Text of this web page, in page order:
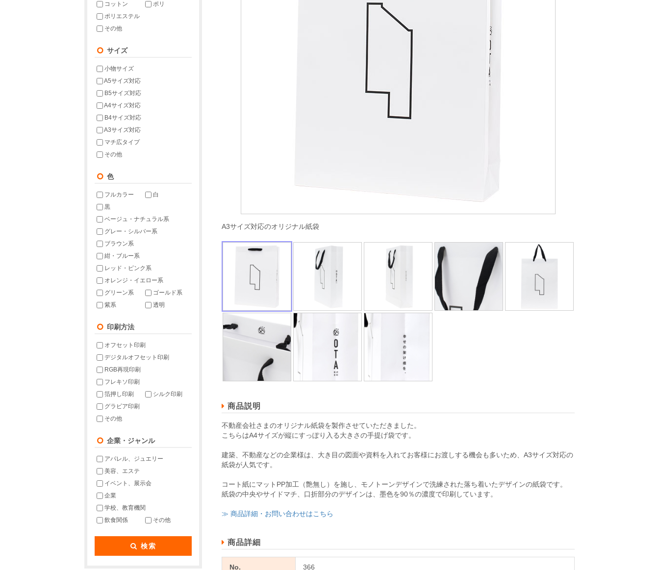
コットン
ポリ
ポリエステル
その他
サイズ
小物サイズ
A5サイズ対応
B5サイズ対応
A4サイズ対応
B4サイズ対応
A3サイズ対応
マチ広タイプ
その他
色
フルカラー
白
黒
ベージュ・ナチュラル系
グレー・シルバー系
ブラウン系
紺・ブルー系
レッド・ピンク系
オレンジ・イエロー系
グリーン系
ゴールド系
紫系
透明
印刷方法
オフセット印刷
デジタルオフセット印刷
RGB再現印刷
フレキソ印刷
箔押し印刷
シルク印刷
グラビア印刷
その他
企業・ジャンル
アパレル、ジュエリー
美容、エステ
イベント、展示会
企業
学校、教育機関
飲食関係
その他
検索
A3サイズ対応のオリジナル紙袋
商品説明
不動産会社さまのオリジナル紙袋を製作させていただきました。
こちらはA4サイズが縦にすっぽり入る大きさの手提げ袋です。
建築、不動産などの企業様は、大き目の図面や資料を入れてお客様にお渡しする機会も多いため、A3サイズ対応の
紙袋が人気です。
コート紙にマットPP加工（艶無し）を施し、モノトーンデザインで洗練された落ち着いたデザインの紙袋です。
紙袋の中央やサイドマチ、口折部分のデザインは、墨色を90％の濃度で印刷しています。
≫ 商品詳細・お問い合わせはこちら
商品詳細
No. 366